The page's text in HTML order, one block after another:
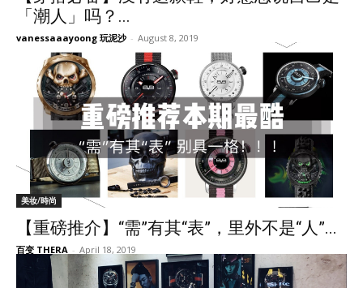
「潮人」吗？...
vanessaaayoong 玩泥沙 - August 8, 2019
美妆/時尚
【重磅推介】“需”有其“表”，里外不是“人”...
百变 THERA - April 18, 2019